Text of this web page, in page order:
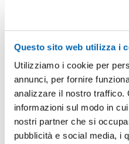
Questo sito web utilizza i
Utilizziamo i cookie per
annunci, per fornire
analizzare il nostro traffico.
informazioni sul modo in
nostri partner che si
pubblicità e social media, i